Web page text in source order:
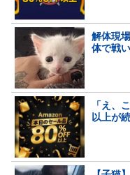
解体現
体で戦
「え、
以上が